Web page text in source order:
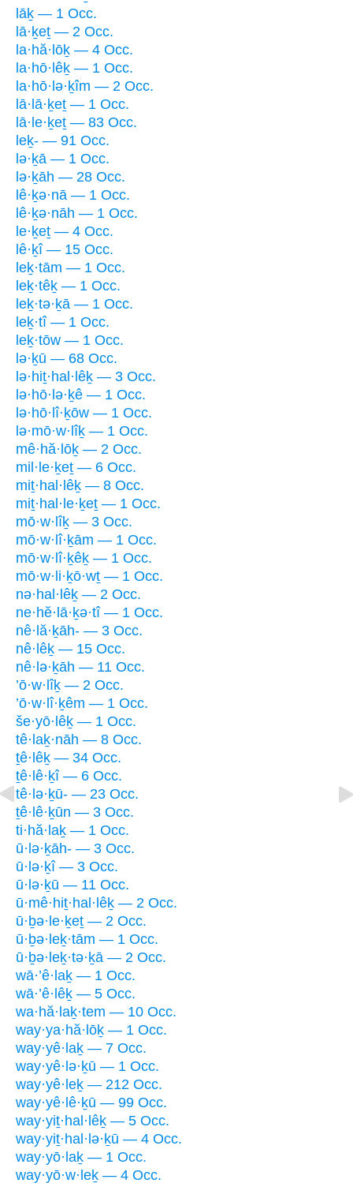
lāḵ — 1 Occ.
lā·ḵeṯ — 2 Occ.
la·hă·lōḵ — 4 Occ.
la·hō·lêḵ — 1 Occ.
la·hō·lə·ḵîm — 2 Occ.
lā·lā·ḵeṯ — 1 Occ.
lā·le·ḵeṯ — 83 Occ.
leḵ- — 91 Occ.
lə·ḵā — 1 Occ.
lə·ḵāh — 28 Occ.
lê·ḵə·nā — 1 Occ.
lê·ḵə·nāh — 1 Occ.
le·ḵeṯ — 4 Occ.
lê·ḵî — 15 Occ.
leḵ·tām — 1 Occ.
leḵ·têḵ — 1 Occ.
leḵ·tə·ḵā — 1 Occ.
leḵ·tî — 1 Occ.
leḵ·tōw — 1 Occ.
lə·ḵū — 68 Occ.
lə·hiṯ·hal·lêḵ — 3 Occ.
lə·hō·lə·ḵê — 1 Occ.
lə·hō·lî·ḵōw — 1 Occ.
lə·mō·w·lîḵ — 1 Occ.
mê·hă·lōḵ — 2 Occ.
mil·le·ḵeṯ — 6 Occ.
miṯ·hal·lêḵ — 8 Occ.
miṯ·hal·le·ḵeṯ — 1 Occ.
mō·w·lîḵ — 3 Occ.
mō·w·lî·ḵām — 1 Occ.
mō·w·lî·ḵêḵ — 1 Occ.
mō·w·li·ḵō·wṯ — 1 Occ.
nə·hal·lêḵ — 2 Occ.
ne·hĕ·lā·ḵə·tî — 1 Occ.
nê·lă·ḵāh- — 3 Occ.
nê·lêḵ — 15 Occ.
nê·lə·ḵāh — 11 Occ.
’ō·w·lîḵ — 2 Occ.
’ō·w·lî·ḵêm — 1 Occ.
še·yō·lêḵ — 1 Occ.
tê·laḵ·nāh — 8 Occ.
ṯê·lêḵ — 34 Occ.
ṯê·lê·ḵî — 6 Occ.
tê·lə·ḵū- — 23 Occ.
ṯê·lê·ḵūn — 3 Occ.
ti·hă·laḵ — 1 Occ.
ū·lə·ḵāh- — 3 Occ.
ū·lə·ḵî — 3 Occ.
ū·lə·ḵū — 11 Occ.
ū·mê·hiṯ·hal·lêḵ — 2 Occ.
ū·ḇə·le·ḵeṯ — 2 Occ.
ū·ḇə·leḵ·tām — 1 Occ.
ū·ḇə·leḵ·tə·ḵā — 2 Occ.
wā·’ê·laḵ — 1 Occ.
wā·’ê·lêḵ — 5 Occ.
wa·hă·laḵ·tem — 10 Occ.
way·ya·hă·lōḵ — 1 Occ.
way·yê·laḵ — 7 Occ.
way·yê·lə·ḵū — 1 Occ.
way·yê·leḵ — 212 Occ.
way·yê·lê·ḵū — 99 Occ.
way·yiṯ·hal·lêḵ — 5 Occ.
way·yiṯ·hal·lə·ḵū — 4 Occ.
way·yō·laḵ — 1 Occ.
way·yō·w·leḵ — 4 Occ.